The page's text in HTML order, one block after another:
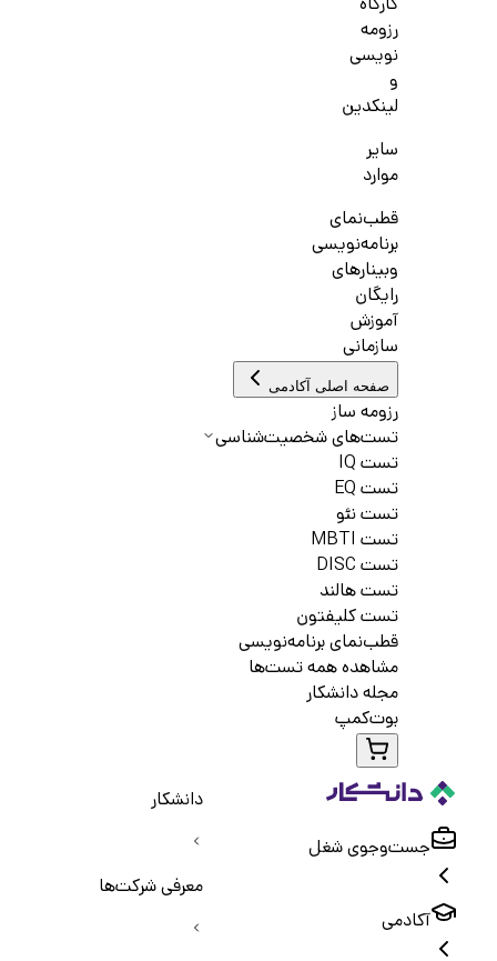
کارگاه
رزومه
نویسی
و
لینکدین
سایر
موارد
قطب‌نمای
برنامه‌نویسی
وبینارهای
رایگان
آموزش
سازمانی
صفحه اصلی آکادمی
رزومه ساز
تست‌های شخصیت‌شناسی
تست IQ
تست EQ
تست نئو
تست MBTI
تست DISC
تست هالند
تست کلیفتون
قطب‌نمای برنامه‌نویسی
مشاهده همه تست‌ها
مجله دانشکار
بوت‌کمپ
جست‌و‌جوی شغل
آکادمی
دانشکار
معرفی شرکت‌ها